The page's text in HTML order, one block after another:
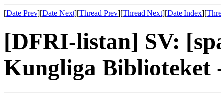
[Date Prev][Date Next][Thread Prev][Thread Next][Date Index][
[DFRI-listan] SV:
Kungliga Biblioteket